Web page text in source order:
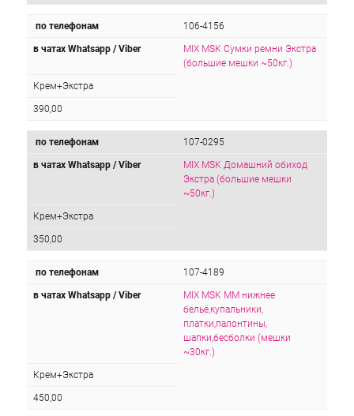
по телефонам 106-4156
в чатах Whatsapp / Viber
MIX MSK Сумки ремни Экстра
(большие мешки ~50кг.)
Крем+Экстра
390,00
по телефонам 107-0295
в чатах Whatsapp / Viber
MIX MSK Домашний обиход
Экстра (большие мешки
~50кг.)
Крем+Экстра
350,00
по телефонам 107-4189
в чатах Whatsapp / Viber
MIX MSK ММ нижнее
бельё,купальники,
платки,палонтины,
шапки,бесболки (мешки
~30кг.)
Крем+Экстра
450,00